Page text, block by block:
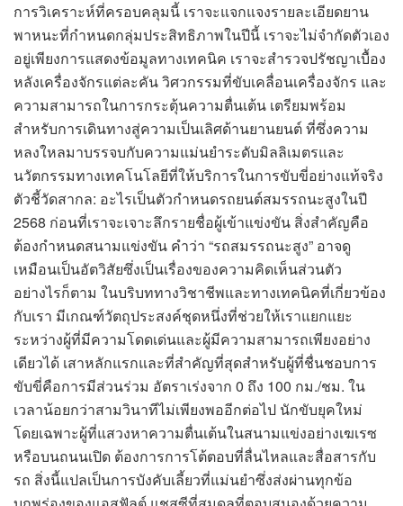
การวิเคราะห์ที่ครอบคลุมนี้ เราจะแจกแจงรายละเอียดยาน
พาหนะที่กำหนดกลุ่มประสิทธิภาพในปีนี้ เราจะไม่จำกัดตัวเอง
อยู่เพียงการแสดงข้อมูลทางเทคนิค เราจะสำรวจปรัชญาเบื้อง
หลังเครื่องจักรแต่ละคัน วิศวกรรมที่ขับเคลื่อนเครื่องจักร และ
ความสามารถในการกระตุ้นความตื่นเต้น เตรียมพร้อม
สำหรับการเดินทางสู่ความเป็นเลิศด้านยานยนต์ ที่ซึ่งความ
หลงใหลมาบรรจบกับความแม่นยำระดับมิลลิเมตรและ
นวัตกรรมทางเทคโนโลยีที่ให้บริการในการขับขี่อย่างแท้จริง
ตัวชี้วัดสากล: อะไรเป็นตัวกำหนดรถยนต์สมรรถนะสูงในปี
2568 ก่อนที่เราจะเจาะลึกรายชื่อผู้เข้าแข่งขัน สิ่งสำคัญคือ
ต้องกำหนดสนามแข่งขัน คำว่า “รถสมรรถนะสูง” อาจดู
เหมือนเป็นอัตวิสัยซึ่งเป็นเรื่องของความคิดเห็นส่วนตัว
อย่างไรก็ตาม ในบริบททางวิชาชีพและทางเทคนิคที่เกี่ยวข้อง
กับเรา มีเกณฑ์วัตถุประสงค์ชุดหนึ่งที่ช่วยให้เราแยกแยะ
ระหว่างผู้ที่มีความโดดเด่นและผู้มีความสามารถเพียงอย่าง
เดียวได้ เสาหลักแรกและที่สำคัญที่สุดสำหรับผู้ที่ชื่นชอบการ
ขับขี่คือการมีส่วนร่วม อัตราเร่งจาก 0 ถึง 100 กม./ชม. ใน
เวลาน้อยกว่าสามวินาทีไม่เพียงพออีกต่อไป นักขับยุคใหม่
โดยเฉพาะผู้ที่แสวงหาความตื่นเต้นในสนามแข่งอย่างเฆเรซ
หรือบนถนนเปิด ต้องการการโต้ตอบที่ลื่นไหลและสื่อสารกับ
รถ สิ่งนี้แปลเป็นการบังคับเลี้ยวที่แม่นยำซึ่งส่งผ่านทุกข้อ